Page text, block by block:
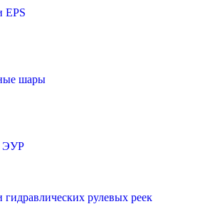
EPS
шары
ЭУР
гидравлических рулевых реек